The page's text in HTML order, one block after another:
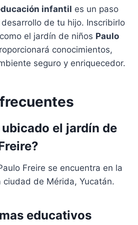
infantil es un paso
de tu hijo. Inscribirlo
el jardín de niños Paulo
conocimientos,
seguro y enriquecedor.
el jardín de
Freire se encuentra en la
ciudad de Mérida, Yucatán.
educativos